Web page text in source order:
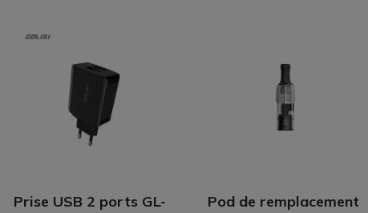
Prise USB 2 ports GL-
Pod de remplacement